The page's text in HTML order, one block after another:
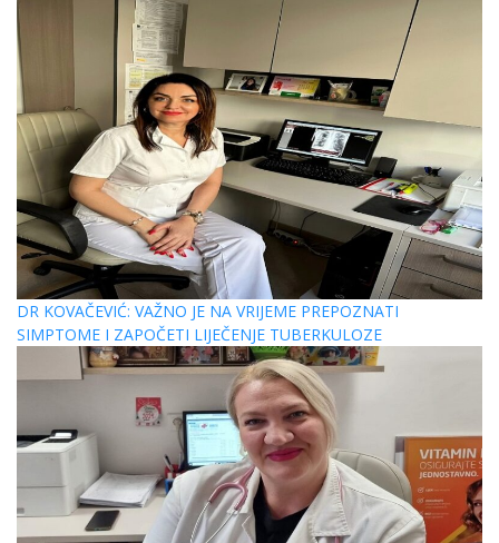
DR KOVAČEVIĆ: VAŽNO JE NA VRIJEME PREPOZNATI
SIMPTOME I ZAPOČETI LIJEČENJE TUBERKULOZE